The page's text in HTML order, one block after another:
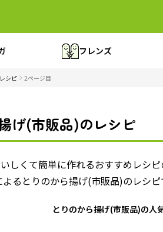
フレンズ
シピ 2ページ目
げ(市販品)のレシピ
しくて簡単に作れるおすすめレシ
とりのから揚げ(市販品)のレシピ
とりのから揚げ(市販品)の人